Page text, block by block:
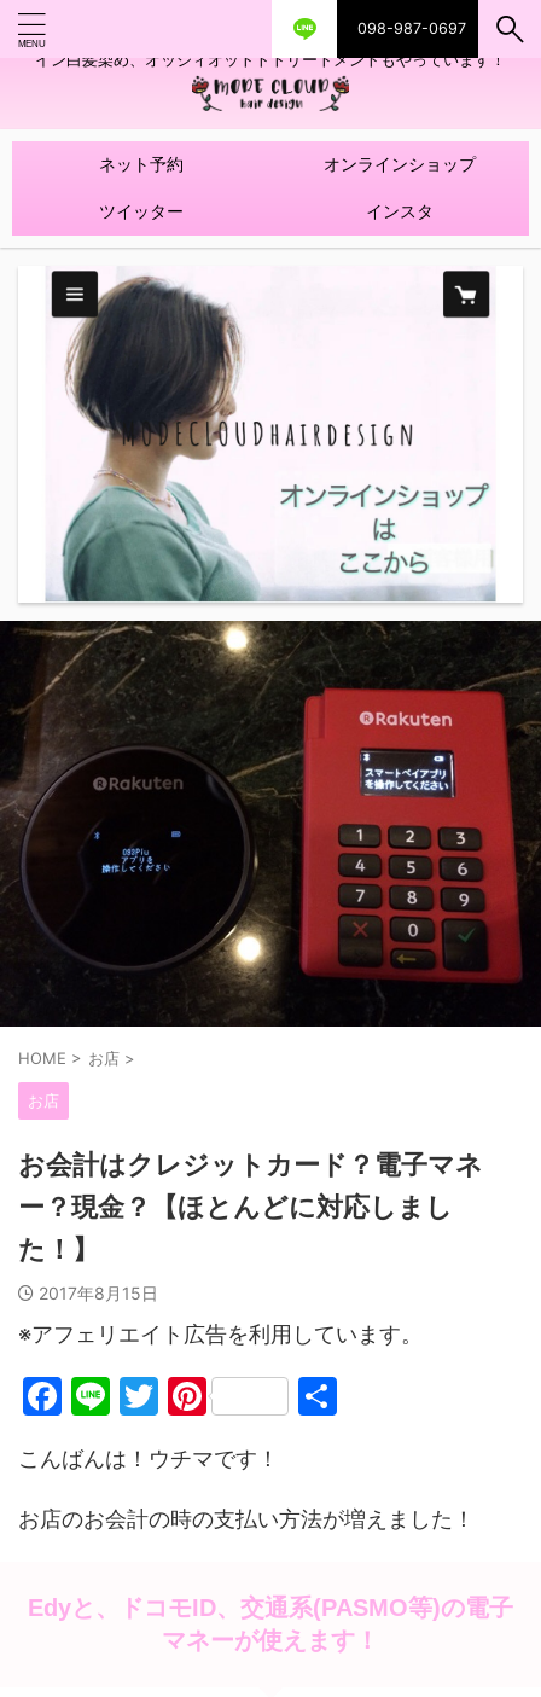
098-987-0697
艶ツヤヘアカラー！髪質改善トリートメントやハイライトを使ったデザ
イン白髪染め、オッジィオットトトリートメントもやっています！
ネット予約 オンラインショップ
ツイッター インスタ
HOME > お店 >
お店
お会計はクレジットカード？電子マネ
ー？現金？【ほとんどに対応しまし
た！】
2017年8月15日
※アフェリエイト広告を利用しています。
F
c
e
o
o
Li
e
T
itt
er
Pi
er
e
こんばんは！ウチマです！
お店のお会計の時の支払い方法が増えました！
Edyと、ドコモID、交通系(PASMO等)の電子
マネーが使えます！